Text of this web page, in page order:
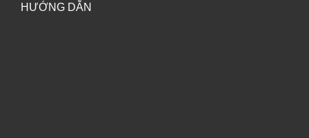
HƯỚNG DẪN